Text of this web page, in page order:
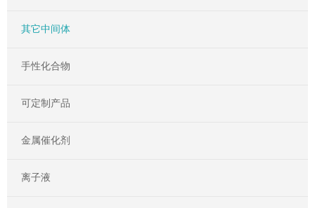
其它中间体
手性化合物
可定制产品
金属催化剂
离子液